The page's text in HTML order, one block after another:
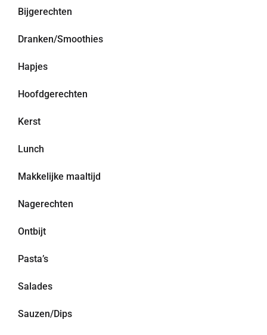
Bijgerechten
Dranken/Smoothies
Hapjes
Hoofdgerechten
Kerst
Lunch
Makkelijke maaltijd
Nagerechten
Ontbijt
Pasta’s
Salades
Sauzen/Dips